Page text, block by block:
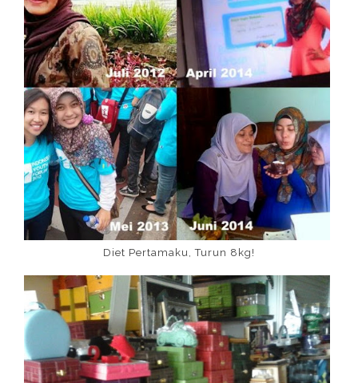
Diet Pertamaku, Turun 8kg!